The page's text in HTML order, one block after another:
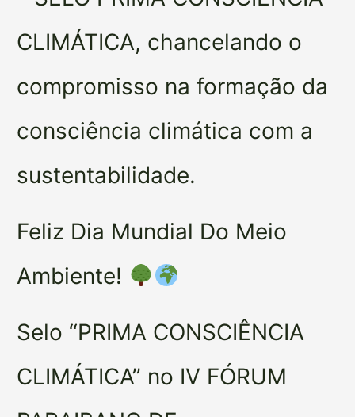
CLIMÁTICA, chancelando o
compromisso na formação da
consciência climática com a
sustentabilidade.
Feliz Dia Mundial Do Meio
Ambiente!
Selo “PRIMA CONSCIÊNCIA
CLIMÁTICA” no IV FÓRUM